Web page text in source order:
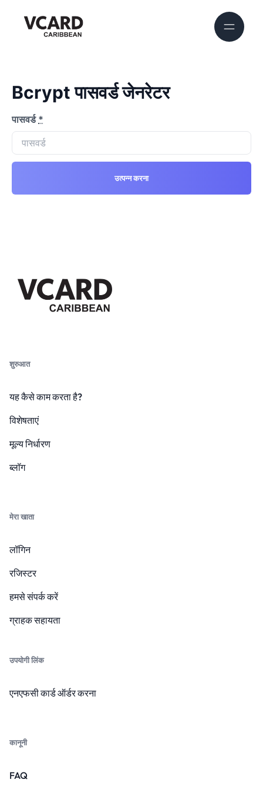
Bcrypt पासवर्ड जेनरेटर
पासवर्ड *
उत्पन्न करना
शुरुआत
यह कैसे काम करता है?
विशेषताएं
मूल्य निर्धारण
ब्लॉग
मेरा खाता
लॉगिन
रजिस्टर
हमसे संपर्क करें
ग्राहक सहायता
उपयोगी लिंक
एनएफसी कार्ड ऑर्डर करना
कानूनी
FAQ